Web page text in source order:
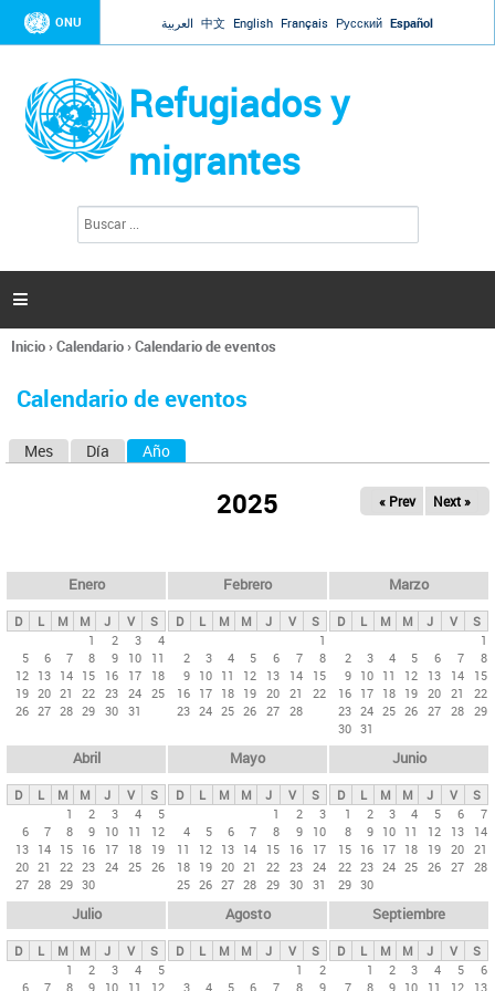
Jump to navigation
ONU العربية 中文 English Français Русский Español
Refugiados y
migrantes
l
d
s

Se
usted
Inicio›Calendario›Calendario de eventos
Calendario de eventos
s
p
n
c
i
p
e
s
Mes Día Año
2025 « Prev Next »
Enero
D L M M J V
S
1
2 3
4
5
6 7 8 9 10
11
12 13 14 15 16 17
18
19 20 21 22 23 24 25
26 27 28 29 30 31
Febrero
D L M M J V
S
1
2
3 4 5 6 7
8
9 10 11 12 13 14
15
16 17 18 19 20 21
22
23 24 25 26 27 28
Marzo
D L M M J V
S
1
2
3 4 5 6 7
8
9 10 11 12 13 14
15
16 17 18 19 20 21
22
23 24 25 26 27 28 29
30 31
Abril
D L M M J V
S
1
2 3 4
5
6
7 8 9 10 11
12
13 14 15 16 17 18
19
20 21 22 23 24 25 26
27 28 29 30
Mayo
D L M M J V
S
1
2
3
4
5 6 7 8 9
10
11
12 13 14 15 16
17
18 19 20 21 22 23 24
25 26 27 28 29 30 31
Junio
D L M M J V
S
1
2 3 4 5 6
7
8
9 10 11 12 13
14
15 16 17 18 19 20 21
22 23 24 25 26 27 28
29 30
Julio
D L M M J V
S
1
2 3 4
5
6
7 8 9 10 11 12
Agosto
D L M M J V
S
1
2
3
4 5 6 7 8 9
Septiembre
D L M M J V
S
1
2 3 4 5
6
7
8 9 10 11 12 13